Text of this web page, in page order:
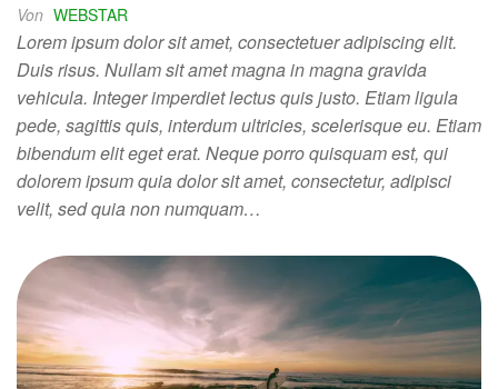
Von WEBSTAR
Lorem ipsum dolor sit amet, consectetuer adipiscing elit.
Duis risus. Nullam sit amet magna in magna gravida
vehicula. Integer imperdiet lectus quis justo. Etiam ligula
pede, sagittis quis, interdum ultricies, scelerisque eu. Etiam
bibendum elit eget erat. Neque porro quisquam est, qui
dolorem ipsum quia dolor sit amet, consectetur, adipisci
velit, sed quia non numquam…